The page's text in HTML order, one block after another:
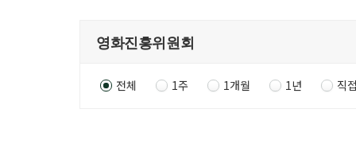
전체 1주 1개월 1년 직